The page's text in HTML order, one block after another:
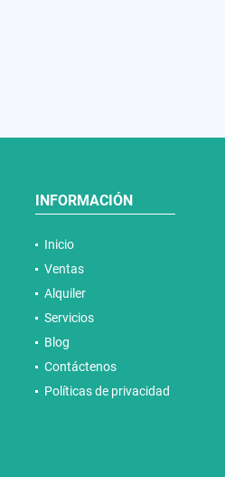
INFORMACIÓN
Inicio
Ventas
Alquiler
Servicios
Blog
Contáctenos
Políticas de privacidad